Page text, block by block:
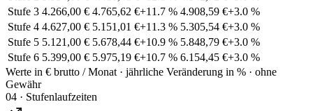
Stufe 3 4.266,00 € 4.765,62 €+11.7 % 4.908,59 €+3.0 %
Stufe 4 4.627,00 € 5.151,01 €+11.3 % 5.305,54 €+3.0 %
Stufe 5 5.121,00 € 5.678,44 €+10.9 % 5.848,79 €+3.0 %
Stufe 6 5.399,00 € 5.975,19 €+10.7 % 6.154,45 €+3.0 %
Werte in € brutto / Monat · jährliche Veränderung in % · ohne
Gewähr
04 · Stufenlaufzeiten